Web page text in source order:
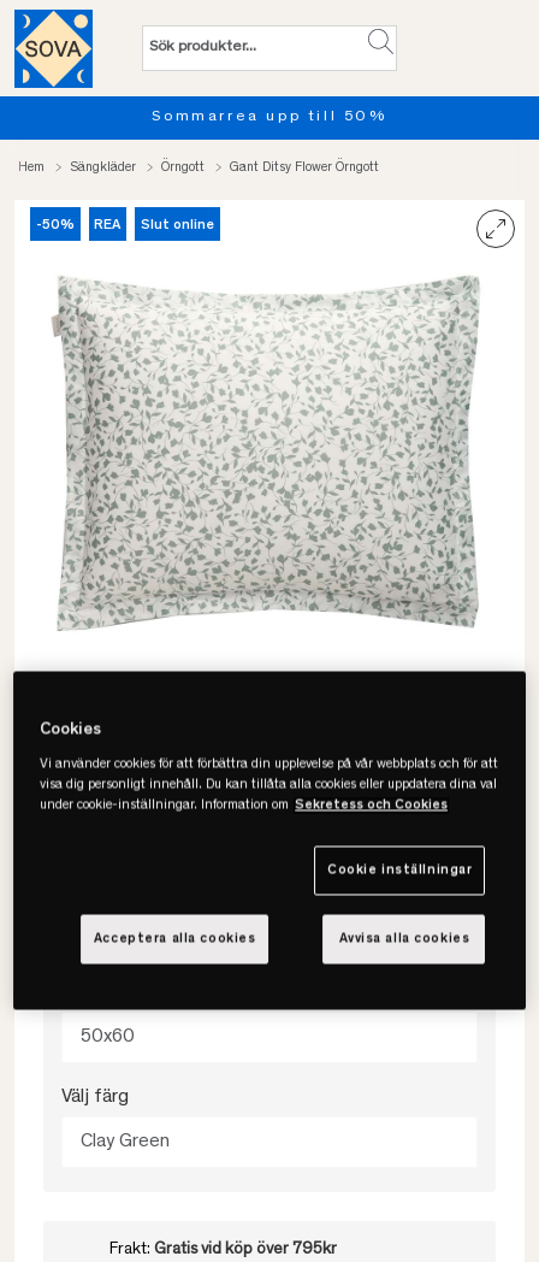
upp till 50%
Hem Sängkläder Örngott Gant Ditsy Flower Örngott
-50% REA Slut online
50x60
Välj färg
Clay Green
Frakt: Gratis vid köp över 795kr
Cookies
Vi använder cookies för att förbättra din upplevelse på vår webbplats och för att
visa dig personligt innehåll. Du kan tillåta alla cookies eller uppdatera dina val
under cookie-inställningar. Information om Sekretess och Cookies
Cookie inställningar
Avvisa alla cookies
Acceptera alla cookies